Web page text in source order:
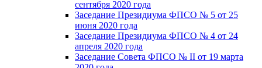
сентября 2020 года
Заседание Президиума ФПСО № 5 от 25
июня 2020 года
Заседание Президиума ФПСО № 4 от 24
апреля 2020 года
Заседание Совета ФПСО № II от 19 марта